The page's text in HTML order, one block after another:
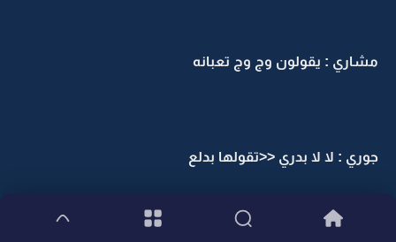
مشاري : يقولون وج وج تعبانه
جوري : لا لا بدري <<تقولها بدلع